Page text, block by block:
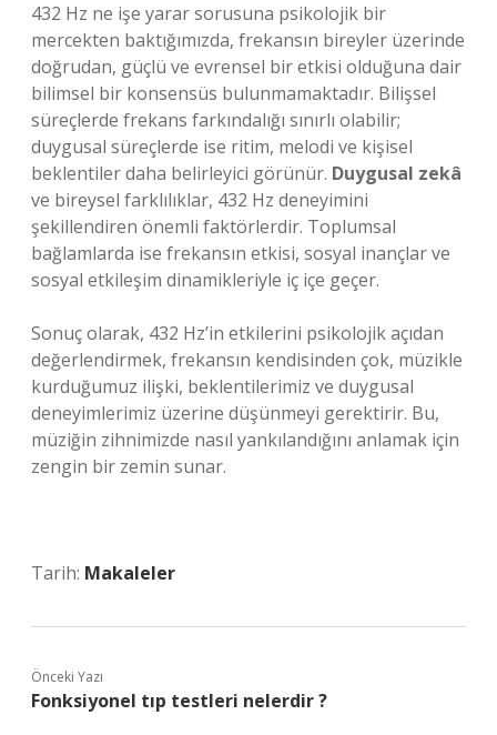
432 Hz ne işe yarar sorusuna psikolojik bir
mercekten baktığımızda, frekansın bireyler üzerinde
doğrudan, güçlü ve evrensel bir etkisi olduğuna dair
bilimsel bir konsensüs bulunmamaktadır. Bilişsel
süreçlerde frekans farkındalığı sınırlı olabilir;
duygusal süreçlerde ise ritim, melodi ve kişisel
beklentiler daha belirleyici görünür. Duygusal zekâ
ve bireysel farklılıklar, 432 Hz deneyimini
şekillendiren önemli faktörlerdir. Toplumsal
bağlamlarda ise frekansın etkisi, sosyal inançlar ve
sosyal etkileşim dinamikleriyle iç içe geçer.
Sonuç olarak, 432 Hz’in etkilerini psikolojik açıdan
değerlendirmek, frekansın kendisinden çok, müzikle
kurduğumuz ilişki, beklentilerimiz ve duygusal
deneyimlerimiz üzerine düşünmeyi gerektirir. Bu,
müziğin zihnimizde nasıl yankılandığını anlamak için
zengin bir zemin sunar.
Tarih: Makaleler
Önceki Yazı
Fonksiyonel tıp testleri nelerdir ?